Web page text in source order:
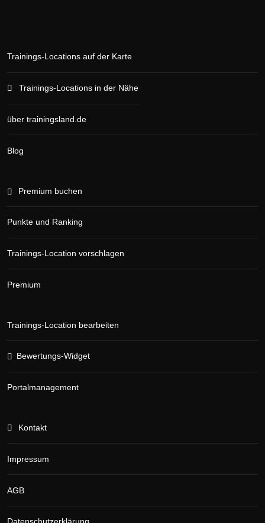
Trainings-Locations auf der Karte
Trainings-Locations in der Nähe
über trainingsland.de
Blog
Premium buchen
Punkte und Ranking
Trainings-Location vorschlagen
Premium
Trainings-Location bearbeiten
Bewertungs-Widget
Portalmanagement
Kontakt
Impressum
AGB